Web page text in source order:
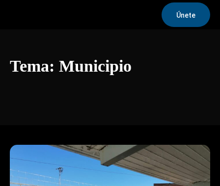
Únete
Tema: Municipio